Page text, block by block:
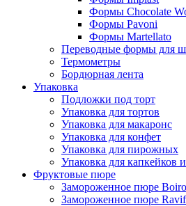
Формы Chocolate
Формы Pavoni
Формы Martellato
Переводные формы для
Термометры
Бордюрная лента
Упаковка
Подложки под торт
Упаковка для тортов
Упаковка для макаронс
Упаковка для конфет
Упаковка для пирожных
Упаковка для капкейков
Фруктовые пюре
Замороженное пюре
Замороженное пюре